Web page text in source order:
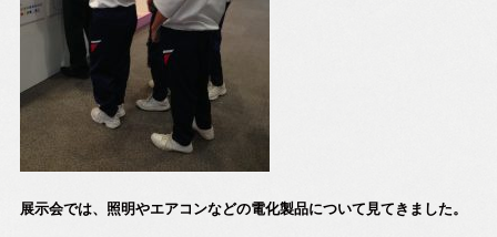
展示会では、照明やエアコンなどの電化製品について見てきました。